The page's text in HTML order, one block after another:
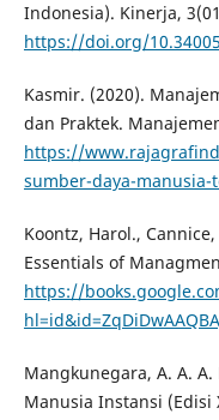
Indonesia). Kinerja,
https://doi.org/
Kasmir. (2020).
dan Praktek.
https://
sumber-daya-
Koontz, Harol.,
Essentials of
https://
Mangkunegara, A. A.
Manusia Instansi (Edisi